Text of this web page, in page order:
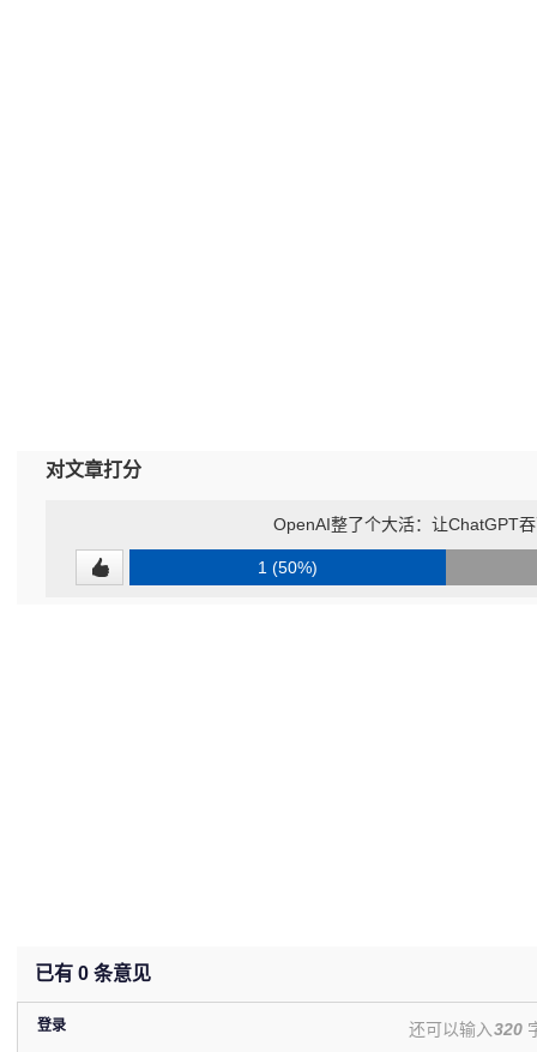
对文章打分
OpenAI整了个大活：让ChatGPT
1 (50%)
已有 0 条意见
登录 还可以输入320